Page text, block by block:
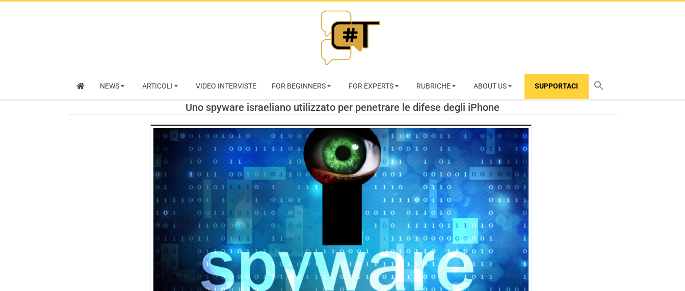
RIVISTA
CYBERSECURITY
TRENDS
NEWS ARTICOLI VIDEO INTERVISTE FOR BEGINNERS FOR EXPERTS RUBRICHE ABOUT US SUPPORTACI
Uno spyware israeliano utilizzato per penetrare le difese degli iPhone